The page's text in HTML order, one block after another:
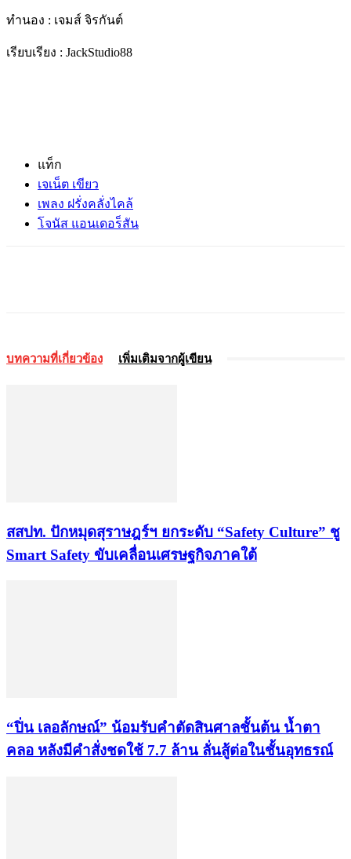
ทำนอง : เจมส์ จิรกันต์
เรียบเรียง : JackStudio88
แท็ก
เจเน็ต เขียว
เพลง ฝรั่งคลั่งไคล้
โจนัส แอนเดอร็สัน
บทความที่เกี่ยวข้อง เพิ่มเติมจากผู้เขียน
สสปท. ปักหมุดสุราษฎร์ฯ ยกระดับ “Safety Culture” ชู
Smart Safety ขับเคลื่อนเศรษฐกิจภาคใต้
“ปิ่น เลอลักษณ์” น้อมรับคำตัดสินศาลชั้นต้น น้ำตา
คลอ หลังมีคำสั่งชดใช้ 7.7 ล้าน ลั่นสู้ต่อในชั้นอุทธรณ์